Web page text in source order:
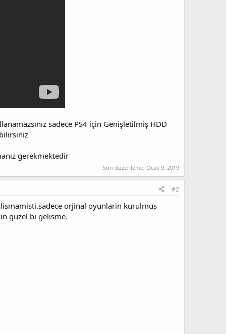
sadece PS4 için Genişletilmiş HDD
gerekmektedir​
Son düzenleme: Ocak 9, 2019
#2
orjinal oyunlarin kurulmus
guzel bi gelisme.